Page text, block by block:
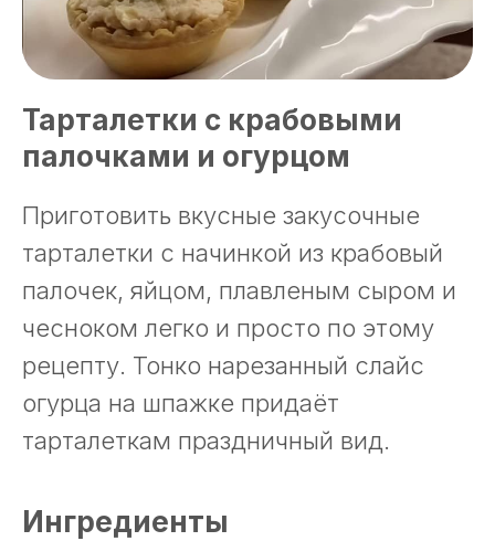
Тарталетки с крабовыми
палочками и огурцом
Приготовить вкусные закусочные
тарталетки с начинкой из крабовый
палочек, яйцом, плавленым сыром и
чесноком легко и просто по этому
рецепту. Тонко нарезанный слайс
огурца на шпажке придаёт
тарталеткам праздничный вид.
Ингредиенты